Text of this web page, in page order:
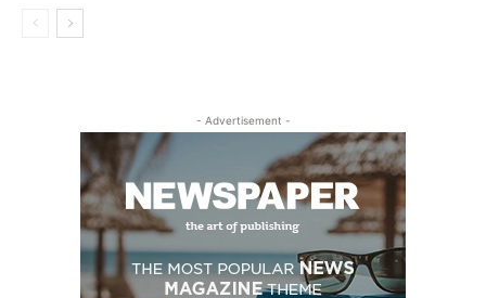
- Advertisement -